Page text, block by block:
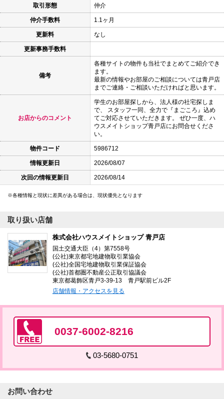
取引形態 仲介
仲介手数料 1.1ヶ月
更新料 なし
更新事務手数料
備考
各種サイトの物件も当社でまとめてご紹介でき
ます。
最新の情報やお部屋のご相談については青戸店
までご連絡・ご相談いただければと思います。
お店からのコメント
学生のお部屋探しから、法人様の社宅探しま
で、 スタッフ一同、全力で『まごころ』込め
てご対応させていただきます。 ぜひ一度、ハ
ウスメイトショップ青戸店にお問合せくださ
い。
物件コード 5986712
情報更新日 2026/08/07
次回の情報更新日 2026/08/14
各種情報と現状に差異がある場合は、現状優先となります
取り扱い店舗
株式会社ハウスメイトショップ 青戸店
国土交通大臣（4）第7558号
(公社)東京都宅地建物取引業協会
(公社)全国宅地建物取引業保証協会
(公社)首都圏不動産公正取引協議会
東京都葛飾区青戸3-39-13 青戸駅前ビル2F
店舗情報・アクセスを見る
0037-6002-8216
03-5680-0751
お問い合わせ